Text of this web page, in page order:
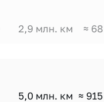
2,9 млн. км ≈
5,0 млн. км ≈